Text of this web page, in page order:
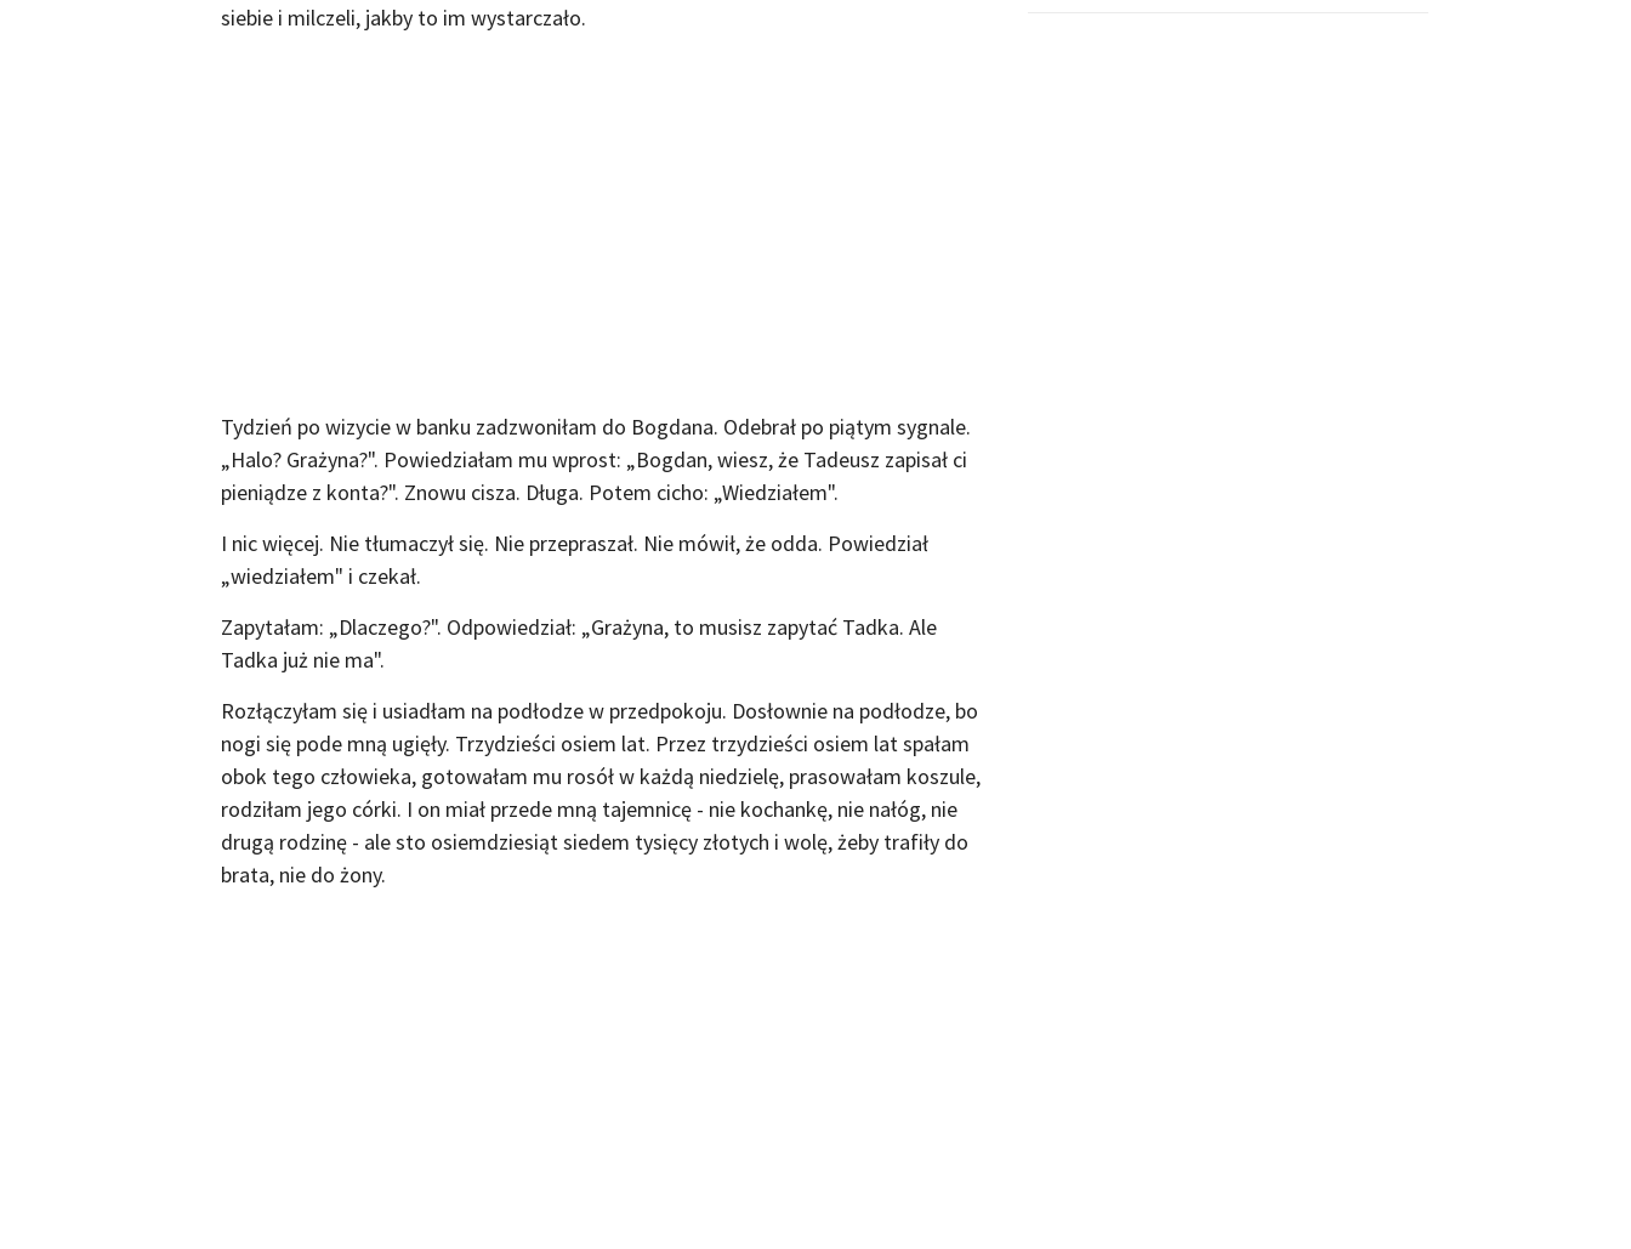
siebie i milczeli, jakby to im wystarczało.
Tydzień po wizycie w banku zadzwoniłam do Bogdana. Odebrał po piątym sygnale.
„Halo? Grażyna?". Powiedziałam mu wprost: „Bogdan, wiesz, że Tadeusz zapisał ci
pieniądze z konta?". Znowu cisza. Długa. Potem cicho: „Wiedziałem".
I nic więcej. Nie tłumaczył się. Nie przepraszał. Nie mówił, że odda. Powiedział
„wiedziałem" i czekał.
Zapytałam: „Dlaczego?". Odpowiedział: „Grażyna, to musisz zapytać Tadka. Ale
Tadka już nie ma".
Rozłączyłam się i usiadłam na podłodze w przedpokoju. Dosłownie na podłodze, bo
nogi się pode mną ugięły. Trzydzieści osiem lat. Przez trzydzieści osiem lat spałam
obok tego człowieka, gotowałam mu rosół w każdą niedzielę, prasowałam koszule,
rodziłam jego córki. I on miał przede mną tajemnicę - nie kochankę, nie nałóg, nie
drugą rodzinę - ale sto osiemdziesiąt siedem tysięcy złotych i wolę, żeby trafiły do
brata, nie do żony.